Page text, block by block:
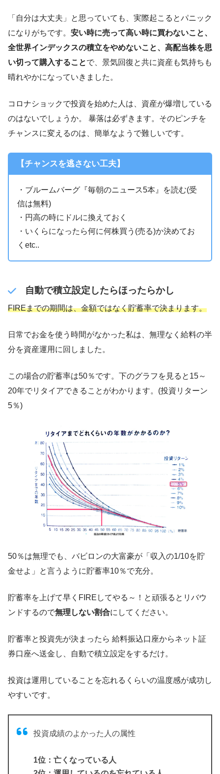
「自分は大丈夫」と思っていても、実際起こるとパニック
になりがちです。 安い時に売って高い時に買わないこと、
全世界インデックスの積立をやめないこと、高配当株を思
い切って購入することで、景気回復と共に資産も気持ちも
晴れやかになっていきました。
コロナショックで投資を始めた人は、資産が爆増している
のはないでしょうか。 暴落は必ずきます。そのピンチを
チャンスに変えるのは、簡単なようで難しいです。
【チャンスを逃さない工夫】
・ブルームバーグ『毎朝のニュース5本』を読む(受
信は無料)
・円高の時にドルに換えておく
・いくらになったら何に何株買う(売る)か決めてお
くetc..
自動で積立設定したらほったらかし
FIREまでの期間は、金額ではなく貯蓄率で決まります。
日常でお金を使う時間がなかった私は、無理なく給料の半
分を資産運用に回しました。
この場合の貯蓄率は50％です。下のグラフを見ると15～
20年でリタイアできることがわかります。(投資リターン
5％)
50％は無理でも、バビロンの大富豪が「収入の1/10を貯
金せよ」と言うように貯蓄率10％で充分。
貯蓄率を上げて早くFIREしてやる～！と頑張るとリバウ
ンドするので無理しない割合にしてください。
貯蓄率と投資先が決まったら 給料振込口座からネット証
券口座へ送金し、自動で積立設定をするだけ。
投資は運用していることを忘れるくらいの温度感が成功し
やすいです。
投資成績のよかった人の属性
1位：亡くなっている人